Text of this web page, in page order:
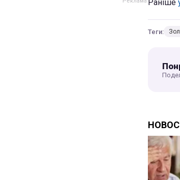
Раніше
Теги: